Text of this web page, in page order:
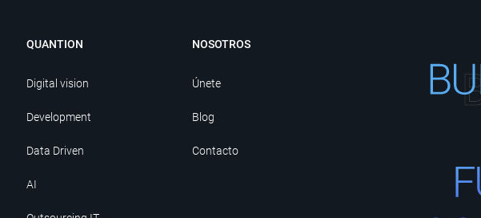
QUANTION
Digital vision
Development
Data Driven
AI
NOSOTROS
Únete
Blog
Contacto